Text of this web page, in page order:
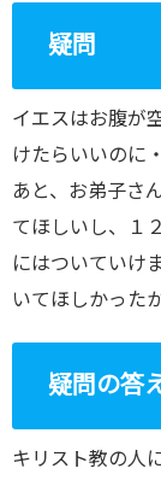
疑問
イエスはお腹が
けたらいいのに
あと、お弟子さ
てほしいし、１
にはついていけ
いてほしかった
疑問の答
キリスト教の人